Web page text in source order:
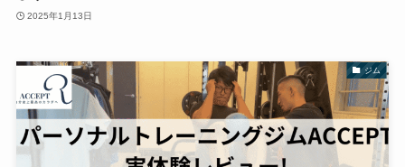
2025年1月13日
ジム